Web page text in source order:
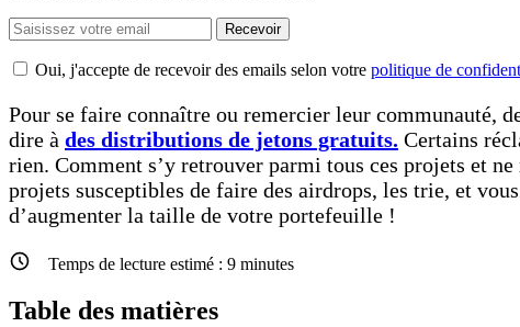
Recevoir
Oui, j'accepte de recevoir des emails selon votre politique de
Pour se faire connaître ou remercier leur communauté,
dire à des distributions de jetons gratuits. Certains
rien. Comment s’y retrouver parmi tous ces projets et
projets susceptibles de faire des airdrops, les trie, et
d’augmenter la taille de votre portefeuille !
Temps de lecture estimé : 9 minutes
Table des matières